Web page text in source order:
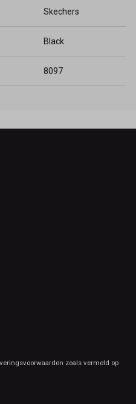
Skechers
Black
8097
zoals vermeld op